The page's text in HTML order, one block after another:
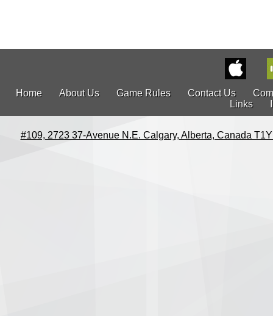
Home About Us Game Rules Contact Us
Links
#109, 2723 37-Avenue N.E. Calgary, Alberta, Canada